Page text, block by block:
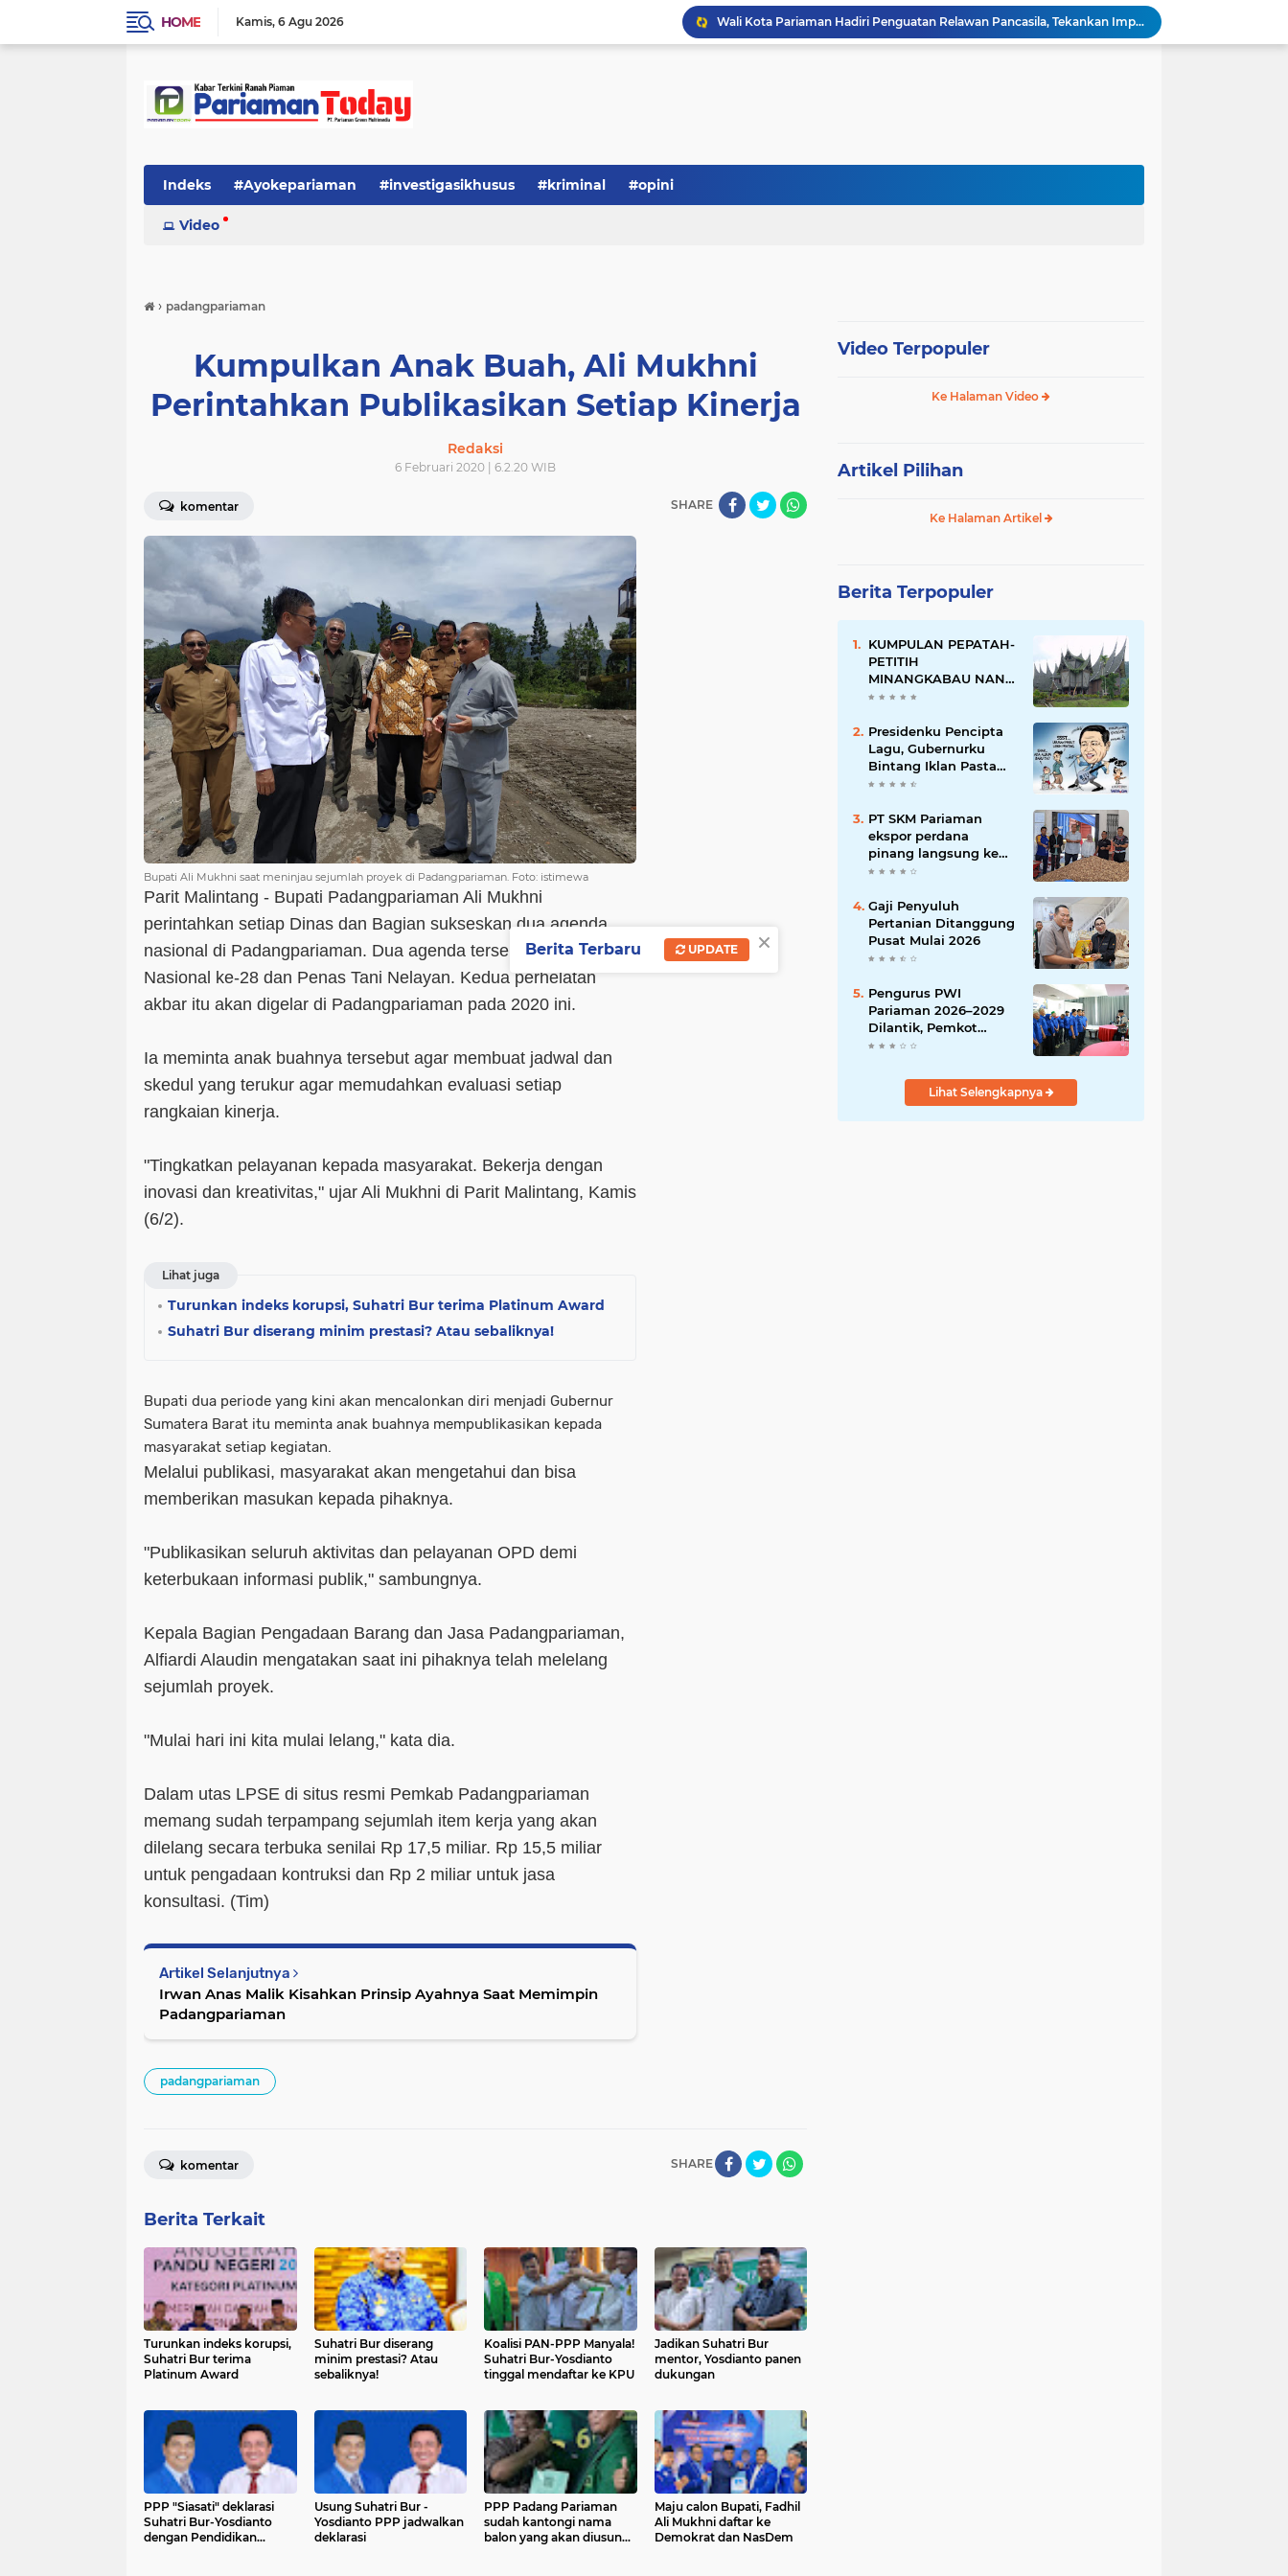
HOME Kamis 6 Agu 2026
Wali Kota Pariaman Hadiri Penguatan Relawan Pancasila, Tekankan Implementasi Nilai Pancasila dalam Pelayanan Publik
Wali Kota Pariaman Bagikan Bibit Ikan Koi kepada Siswa SD untuk Edukasi Perikanan
Pengurus PWI Pariaman 2026–2029 Dilantik, Pemkot Tekankan Sinergi dan Profesionalisme Pers
Indeks #Ayokepariaman #investigasikhusus #kriminal #opini
Video
› padangpariaman
Kumpulkan Anak Buah, Ali Mukhni
Perintahkan Publikasikan Setiap Kinerja
Redaksi
6 Februari 2020 | 6.2.20 WIB
komentar SHARE
Bupati Ali Mukhni saat meninjau sejumlah proyek di Padangpariaman. Foto: istimewa
Parit Malintang - Bupati Padangpariaman Ali Mukhni
perintahkan setiap Dinas dan Bagian sukseskan dua agenda
nasional di Padangpariaman. Dua agenda tersebut MTQ
Nasional ke-28 dan Penas Tani Nelayan. Kedua perhelatan
akbar itu akan digelar di Padangpariaman pada 2020 ini.
Ia meminta anak buahnya tersebut agar membuat jadwal dan
skedul yang terukur agar memudahkan evaluasi setiap
rangkaian kinerja.
"Tingkatkan pelayanan kepada masyarakat. Bekerja dengan
inovasi dan kreativitas," ujar Ali Mukhni di Parit Malintang, Kamis
(6/2).
Lihat juga
Turunkan indeks korupsi, Suhatri Bur terima Platinum Award
Suhatri Bur diserang minim prestasi? Atau sebaliknya!
Bupati dua periode yang kini akan mencalonkan diri menjadi Gubernur
Sumatera Barat itu meminta anak buahnya mempublikasikan kepada
masyarakat setiap kegiatan.
Melalui publikasi, masyarakat akan mengetahui dan bisa
memberikan masukan kepada pihaknya.
"Publikasikan seluruh aktivitas dan pelayanan OPD demi
keterbukaan informasi publik," sambungnya.
Kepala Bagian Pengadaan Barang dan Jasa Padangpariaman,
Alfiardi Alaudin mengatakan saat ini pihaknya telah melelang
sejumlah proyek.
"Mulai hari ini kita mulai lelang," kata dia.
Dalam utas LPSE di situs resmi Pemkab Padangpariaman
memang sudah terpampang sejumlah item kerja yang akan
dilelang secara terbuka senilai Rp 17,5 miliar. Rp 15,5 miliar
untuk pengadaan kontruksi dan Rp 2 miliar untuk jasa
konsultasi. (Tim)
Artikel Selanjutnya
Irwan Anas Malik Kisahkan Prinsip Ayahnya Saat Memimpin
Padangpariaman
padangpariaman
SHARE
komentar
Berita Terkait
Turunkan indeks korupsi,
Suhatri Bur terima
Platinum Award
Suhatri Bur diserang
minim prestasi? Atau
sebaliknya!
Koalisi PAN-PPP Manyala!
Suhatri Bur-Yosdianto
tinggal mendaftar ke KPU
Jadikan Suhatri Bur
mentor, Yosdianto panen
dukungan
PPP "Siasati" deklarasi
Suhatri Bur-Yosdianto
dengan Pendidikan
Usung Suhatri Bur -
Yosdianto PPP jadwalkan
deklarasi
PPP Padang Pariaman
sudah kantongi nama
balon yang akan diusung
Maju calon Bupati, Fadhil
Ali Mukhni daftar ke
Demokrat dan NasDem
Video Terpopuler
Ke Halaman Video
Artikel Pilihan
Ke Halaman Artikel
Berita Terpopuler
KUMPULAN PEPATAH-
PETITIH
MINANGKABAU NAN
ELOK
Presidenku Pencipta
Lagu, Gubernurku
Bintang Iklan Pasta
Gigi
PT SKM Pariaman
ekspor perdana
pinang langsung ke
India
Gaji Penyuluh
Pertanian Ditanggung
Pusat Mulai 2026
Pengurus PWI
Pariaman 2026–2029
Dilantik, Pemkot
Tekankan Sinergi dan
Lihat Selengkapnya
×
Berita Terbaru UPDATE